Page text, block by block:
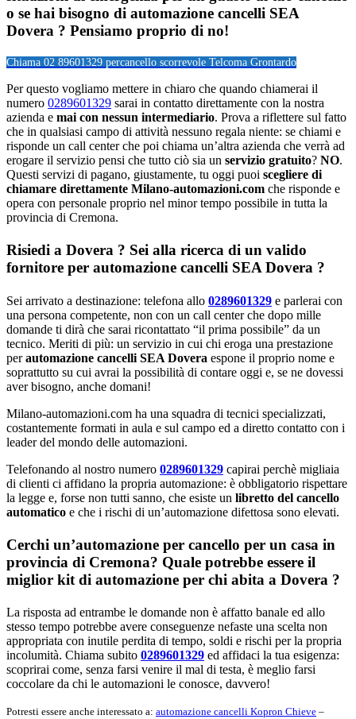
o se hai bisogno di automazione cancelli SEA
Dovera ? Pensiamo proprio di no!
Chiama 02 89601329 percancello scorrevole Telcoma Grontardo
Per questo vogliamo mettere in chiaro che quando chiamerai il
numero 0289601329 sarai in contatto direttamente con la nostra
azienda e mai con nessun intermediario. Prova a riflettere sul fatto
che in qualsiasi campo di attività nessuno regala niente: se chiami e
risponde un call center che poi chiama un’altra azienda che verrà ad
erogare il servizio pensi che tutto ciò sia un servizio gratuito? NO.
Questi servizi di pagano, giustamente, tu oggi puoi scegliere di
chiamare direttamente Milano-automazioni.com che risponde e
opera con personale proprio nel minor tempo possibile in tutta la
provincia di Cremona.
Risiedi a Dovera ? Sei alla ricerca di un valido
fornitore per automazione cancelli SEA Dovera ?
Sei arrivato a destinazione: telefona allo 0289601329 e parlerai con
una persona competente, non con un call center che dopo mille
domande ti dirà che sarai ricontattato “il prima possibile” da un
tecnico. Meriti di più: un servizio in cui chi eroga una prestazione
perautomazione cancelli SEA Dovera espone il proprio nome e
soprattutto su cui avrai la possibilità di contare oggi e, se ne dovessi
aver bisogno, anche domani!
Milano-automazioni.com ha una squadra di tecnici specializzati,
costantemente formati in aula e sul campo ed a diretto contatto con i
leader del mondo delle automazioni.
Telefonando al nostro numero 0289601329 capirai perchè migliaia
di clienti ci affidano la propria automazione: è obbligatorio rispettare
la legge e, forse non tutti sanno, che esiste un libretto del cancello
automatico e che i rischi di un’automazione difettosa sono elevati.
Cerchi un’automazione per cancello per un casa in
provincia di Cremona? Quale potrebbe essere il
miglior kit di automazione per chi abita a Dovera ?
La risposta ad entrambe le domande non è affatto banale ed allo
stesso tempo potrebbe avere conseguenze nefaste una scelta non
appropriata con inutile perdita di tempo, soldi e rischi per la propria
incolumità. Chiama subito 0289601329 ed affidaci la tua esigenza:
scoprirai come, senza farsi venire il mal di testa, è meglio farsi
coccolare da chi le automazioni le conosce, davvero!
Potresti essere anche interessato a: automazione cancelli Kopron Chieve –